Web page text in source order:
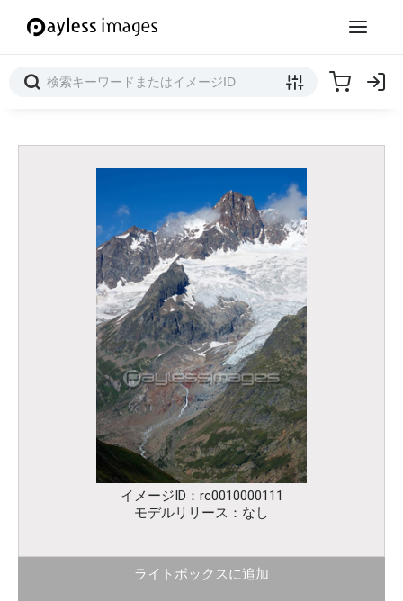
イメージID：rc0010000111
モデルリリース：なし
ライトボックスに追加